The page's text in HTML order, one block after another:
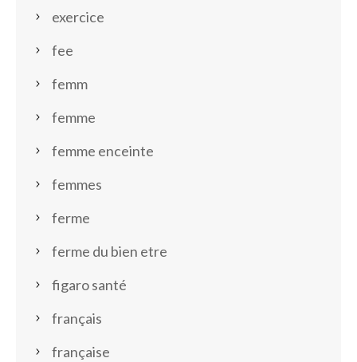
exercice
fee
femm
femme
femme enceinte
femmes
ferme
ferme du bien etre
figaro santé
français
française